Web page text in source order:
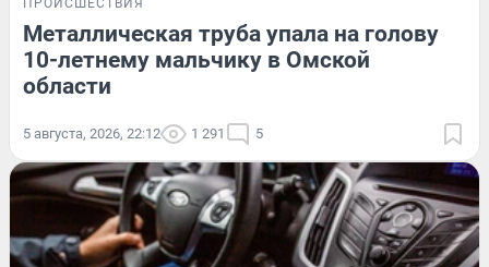
Металлическая труба упала на голову
10-летнему мальчику в Омской
области
5 августа, 2026, 22:12 1 291 5